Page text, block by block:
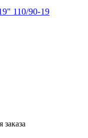
110/90-19
заказа